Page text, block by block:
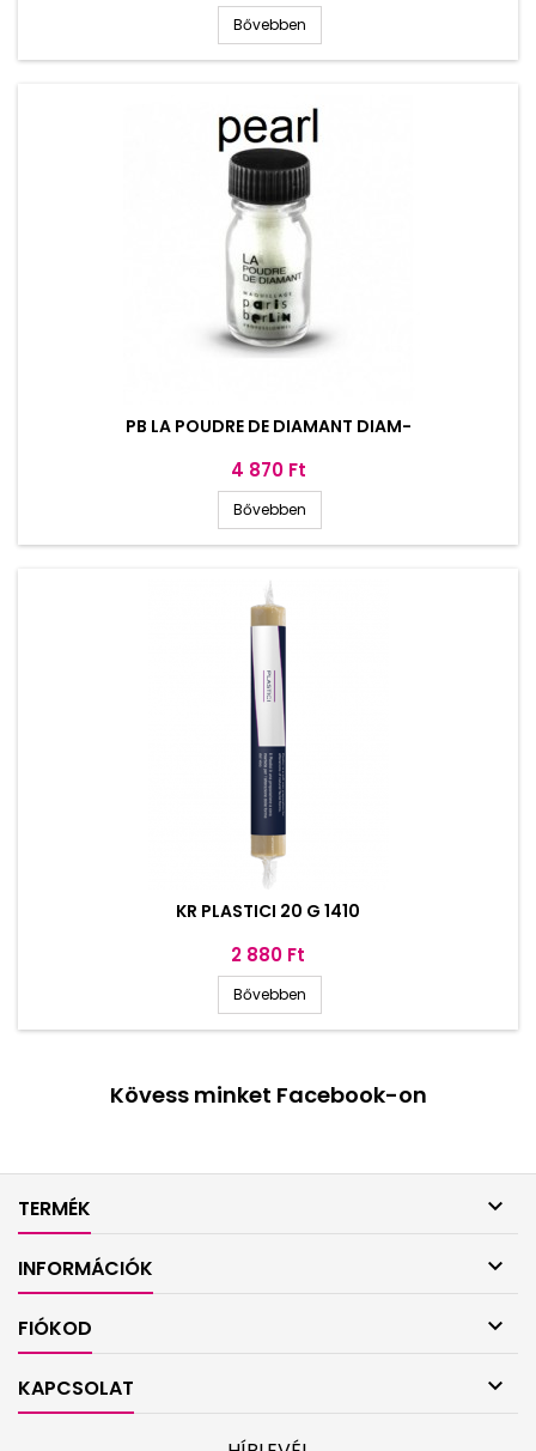
Bővebben
PB LA POUDRE DE DIAMANT DIAM-
Ár
4 870 Ft
Bővebben
KR PLASTICI 20 G 1410
Ár
2 880 Ft
Bővebben
Kövess minket Facebook-on
TERMÉK 
INFORMÁCIÓK 
FIÓKOD 
KAPCSOLAT 